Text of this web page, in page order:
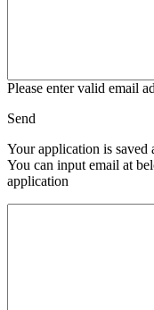
Please enter valid email
Send
Your application is saved
You can input email at
application